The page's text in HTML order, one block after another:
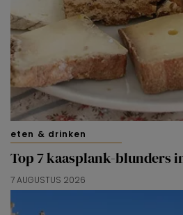
eten & drinken
Top 7 kaasplank-blunders
7 AUGUSTUS 2026